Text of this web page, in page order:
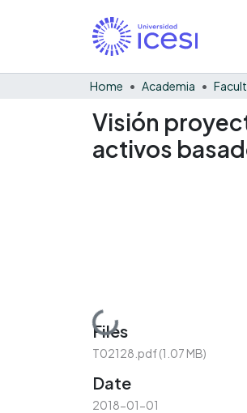
Home Academia
Visión
activos
Loading...
Files
T02128.pdf(1.07 MB)
Date
2018-01-01